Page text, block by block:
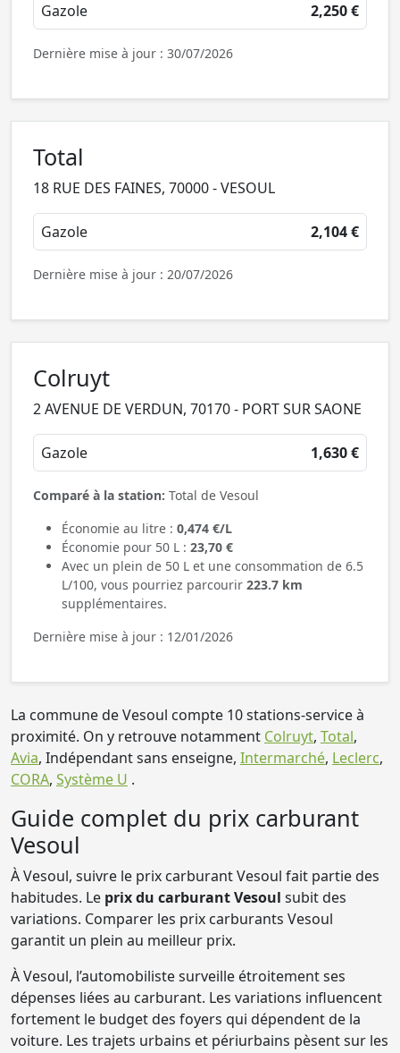
Gazole 2,250 €
Dernière mise à jour : 30/07/2026
Total
18 RUE DES FAINES, 70000 - VESOUL
Gazole 2,104 €
Dernière mise à jour : 20/07/2026
Colruyt
2 AVENUE DE VERDUN, 70170 - PORT SUR SAONE
Gazole 1,630 €
Comparé à la station: Total de Vesoul
Économie au litre : 0,474 €/L
Économie pour 50 L : 23,70 €
Avec un plein de 50 L et une consommation de 6.5
L/100, vous pourriez parcourir 223.7 km
supplémentaires.
Dernière mise à jour : 12/01/2026
La commune de Vesoul compte 10 stations-service à
proximité. On y retrouve notamment Colruyt, Total,
Avia, Indépendant sans enseigne, Intermarché, Leclerc,
CORA, Système U .
Guide complet du prix carburant
Vesoul
À Vesoul, suivre le prix carburant Vesoul fait partie des
habitudes. Le prix du carburant Vesoul subit des
variations. Comparer les prix carburants Vesoul
garantit un plein au meilleur prix.
À Vesoul, l’automobiliste surveille étroitement ses
dépenses liées au carburant. Les variations influencent
fortement le budget des foyers qui dépendent de la
voiture. Les trajets urbains et périurbains pèsent sur les